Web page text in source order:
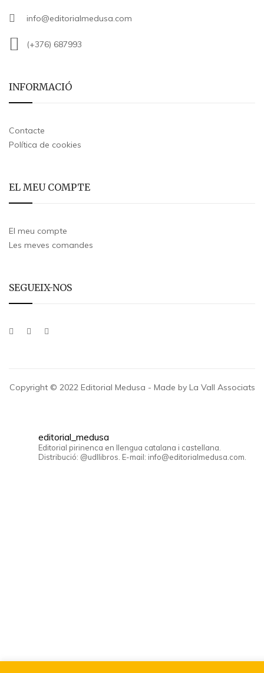
info@editorialmedusa.com
(+376) 687993
INFORMACIÓ
Contacte
Política de cookies
EL MEU COMPTE
El meu compte
Les meves comandes
SEGUEIX-NOS
Copyright © 2022 Editorial Medusa - Made by La Vall Associats
editorial_medusa
Editorial pirinenca en llengua catalana i castellana.
Distribució: @udllibros. E-mail: info@editorialmedusa.com.